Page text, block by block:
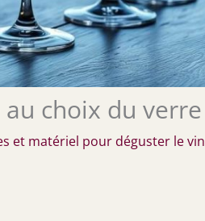
choix du verre
et matériel pour déguster le vin